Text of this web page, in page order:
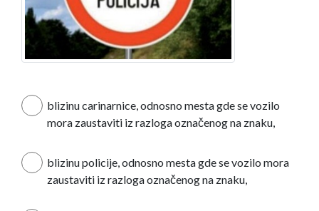
blizinu carinarnice, odnosno mesta gde se vozilo
mora zaustaviti iz razloga označenog na znaku,
blizinu policije, odnosno mesta gde se vozilo mora
zaustaviti iz razloga označenog na znaku,